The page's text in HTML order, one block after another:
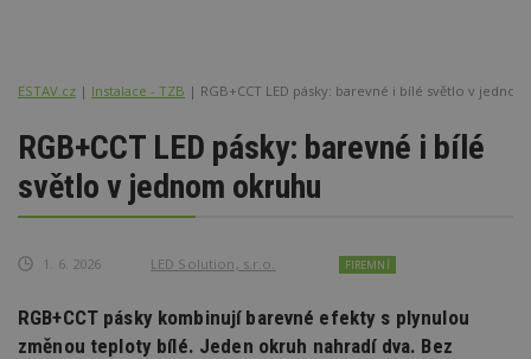
ESTAV.cz Instalace - TZB RGB+CCT LED pásky: barevné i bílé světlo v
RGB+CCT LED pásky: barevné i bílé
světlo v jednom okruhu
1. 6. 2026 LED Solution, s.r.o. FIREMNÍ
RGB+CCT pásky kombinují barevné efekty s plynulou
změnou teploty bílé. Jeden okruh nahradí dva. Bez